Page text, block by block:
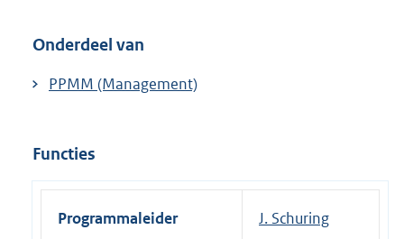
Onderdeel van
PPMM (Management)
Functies
Programmaleider J. Schuring